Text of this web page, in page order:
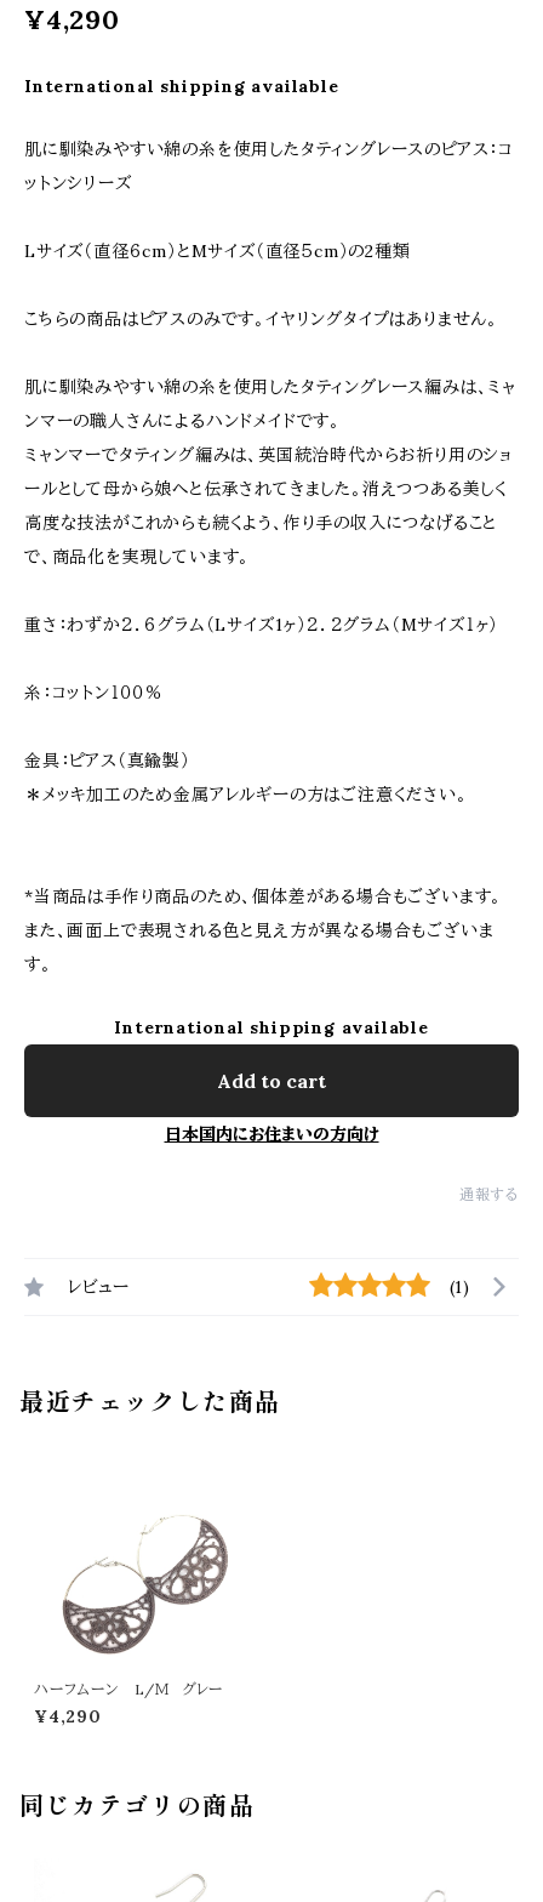
¥4,290
International shipping available
肌に馴染みやすい綿の糸を使用したタティングレースのピアス：コ
ットンシリーズ
Lサイズ（直径６cm）とMサイズ（直径５cm）の2種類
こちらの商品はピアスのみです。イヤリングタイプはありません。
肌に馴染みやすい綿の糸を使用したタティングレース編みは、ミャ
ンマーの職人さんによるハンドメイドです。
ミャンマーでタティング編みは、英国統治時代からお祈り用のショ
ールとして母から娘へと伝承されてきました。消えつつある美しく
高度な技法がこれからも続くよう、作り手の収入につなげること
で、商品化を実現しています。
重さ：わずか２．６グラム（Lサイズ1ヶ）２．２グラム（Mサイズ１ヶ）
糸：コットン１００％
金具：ピアス（真鍮製）
＊メッキ加工のため金属アレルギーの方はご注意ください。
*当商品は手作り商品のため、個体差がある場合もございます。
また、画面上で表現される色と見え方が異なる場合もございま
す。
International shipping available
Add to cart
日本国内にお住まいの方向け
通報する
レビュー (1)
最近チェックした商品
ハーフムーン L/Ｍ グレー
¥4,290
同じカテゴリの商品